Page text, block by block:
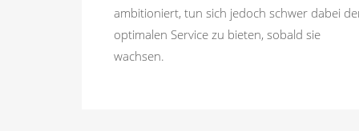
ambitioniert, tun sich jedoch schwer dabei
optimalen Service zu bieten, sobald sie
wachsen.